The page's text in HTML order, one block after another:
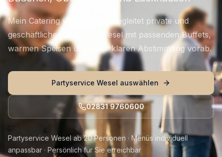
Mein Catering von Thomas begleitet private und
geschäftliche Anlässe in Wesel mit passenden Buffets,
warmen Speisen und einer klaren Abstimmung vorab.
Partyservice Wesel auswählen
02831 9760600
Partyservice Wesel ab 20 Personen · Menüs individuell
anpassbar · Persönlich für Sie erreichbar